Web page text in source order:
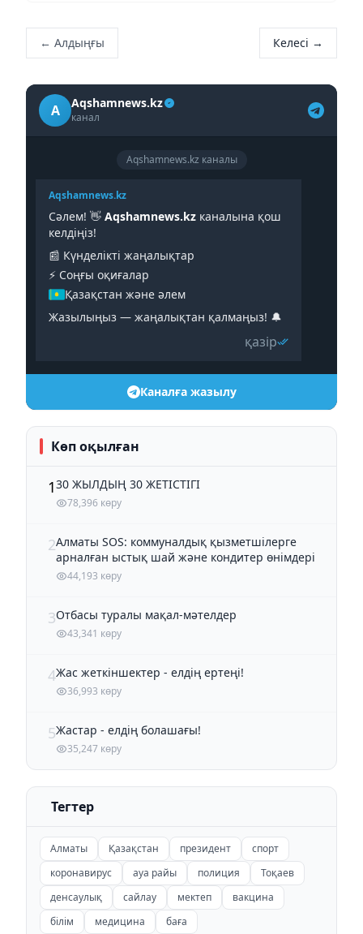
← Алдыңғы Келесі →
A Aqshamnews.kz
канал
Aqshamnews.kz каналы
Aqshamnews.kz
Сәлем! 👋 Aqshamnews.kz каналына қош
келдіңіз!
📰 Күнделікті жаңалықтар
⚡️ Соңғы оқиғалар
Қазақстан және әлем
Жазылыңыз — жаңалықтан қалмаңыз! 🔔
қазір
Каналға жазылу
Көп оқылған
130 ЖЫЛДЫҢ 30 ЖЕТІСТІГІ
78,396 көру
2Алматы SOS: коммуналдық қызметшілерге
арналған ыстық шай және кондитер өнімдері
44,193 көру
3Отбасы туралы мақал-мәтелдер
43,341 көру
4Жас жеткіншектер - елдің ертеңі!
36,993 көру
5Жастар - елдің болашағы!
35,247 көру
Тегтер
Алматы Қазақстан президент
спорт
коронавирус
ауа райы полиция
Тоқаев
денсаулық
сайлау мектеп
вакцина
білім
медицина баға